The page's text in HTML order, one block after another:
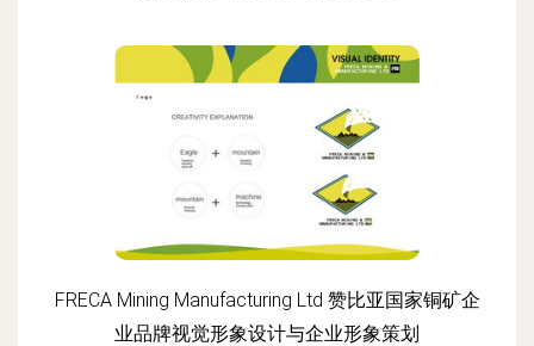
FRECA Mining Manufacturing Ltd 赞比亚国家铜矿企
业品牌视觉形象设计与企业形象策划